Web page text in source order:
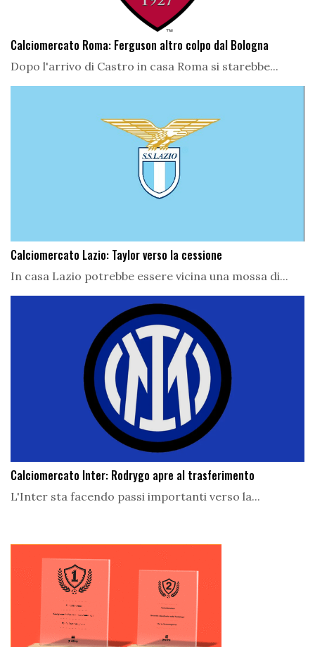
Calciomercato Roma: Ferguson altro colpo dal Bologna
Dopo l'arrivo di Castro in casa Roma si starebbe...
Calciomercato Lazio: Taylor verso la cessione
In casa Lazio potrebbe essere vicina una mossa di...
Calciomercato Inter: Rodrygo apre al trasferimento
L'Inter sta facendo passi importanti verso la...